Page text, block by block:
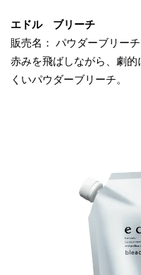
エドル ブリーチ
販売名： パウダーブリ
赤みを飛ばしながら、劇
くいパウダーブリーチ。